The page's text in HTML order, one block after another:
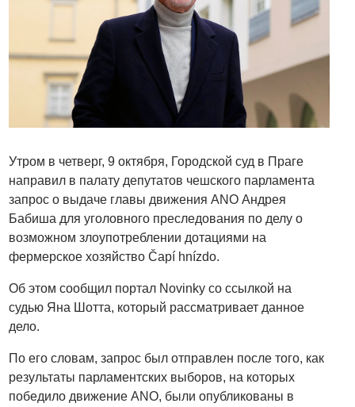
Утром в четверг, 9 октября, Городской суд в Праге
направил в палату депутатов чешского парламента
запрос о выдаче главы движения ANO Андрея
Бабиша для уголовного преследования по делу о
возможном злоупотреблении дотациями на
фермерское хозяйство Čapí hnízdo.
Об этом сообщил портал Novinky со ссылкой на
судью Яна Шотта, который рассматривает данное
дело.
По его словам, запрос был отправлен после того, как
результаты парламентских выборов, на которых
победило движение ANO, были опубликованы в